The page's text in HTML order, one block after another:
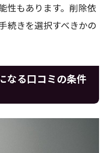
性もあります。削除依
続きを選択すべきかの
なる口コミの条件